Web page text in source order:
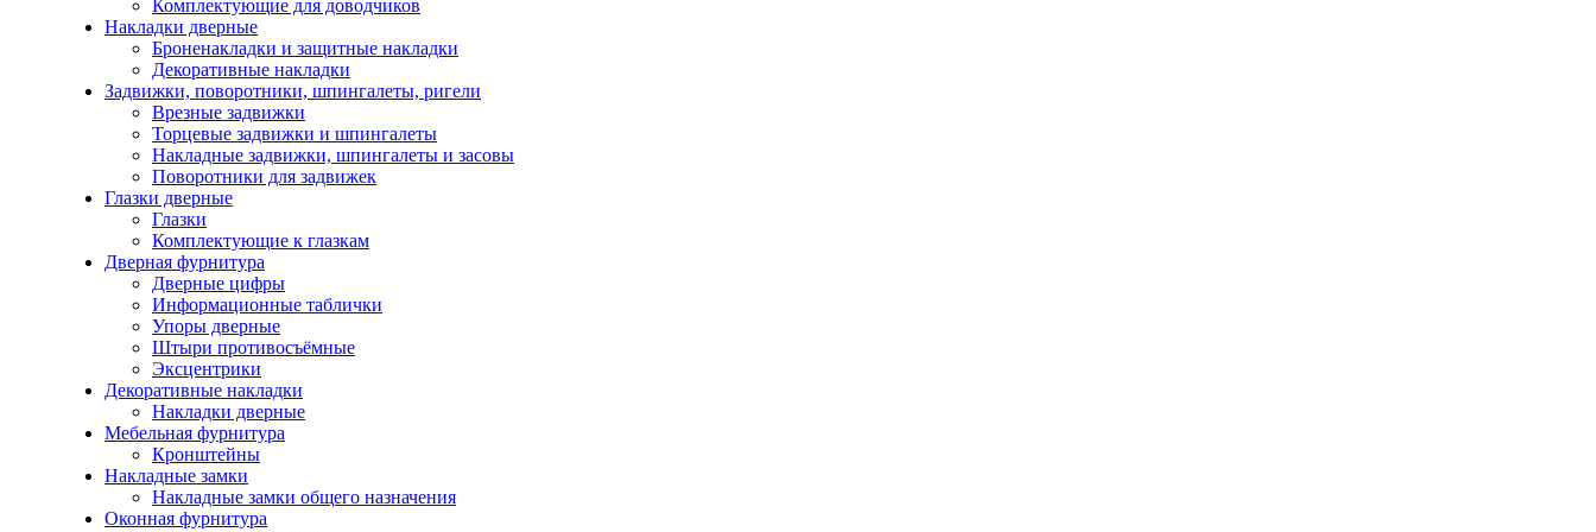
Комплектующие для доводчиков
Накладки дверные
Броненакладки и защитные накладки
Декоративные накладки
Задвижки, поворотники, шпингалеты, ригели
Врезные задвижки
Торцевые задвижки и шпингалеты
Накладные задвижки, шпингалеты и засовы
Поворотники для задвижек
Глазки дверные
Глазки
Комплектующие к глазкам
Дверная фурнитура
Дверные цифры
Информационные таблички
Упоры дверные
Штыри противосъёмные
Эксцентрики
Декоративные накладки
Накладки дверные
Мебельная фурнитура
Кронштейны
Накладные замки
Накладные замки общего назначения
Оконная фурнитура